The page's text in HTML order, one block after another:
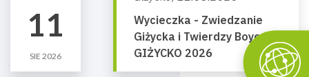
11
SIE 2026
Wycieczka - Zwiedzanie
Giżycka i Twierdzy Boyen
GIŻYCKO 2026